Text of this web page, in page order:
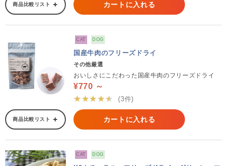
商品比較リスト カートに入れる
CAT DOG
国産牛肉のフリーズドライ
その他厳選
おいしさにこだわった国産牛肉のフリーズドライ
¥770 ～
★★★★★
(3件)
商品比較リスト カートに入れる
CAT DOG